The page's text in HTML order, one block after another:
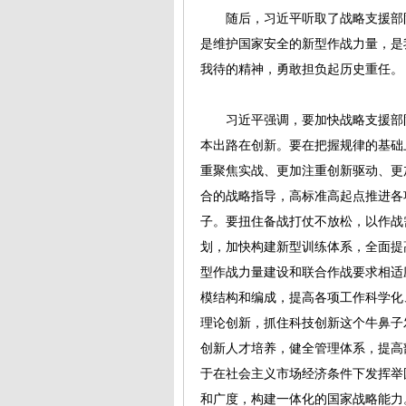
随后，习近平听取了战略支援部
是维护国家安全的新型作战力量，
我待的精神，勇敢担负起历史重任。
习近平强调，要加快战略支援部
本出路在创新。要在把握规律的基
重聚焦实战、更加注重创新驱动、
合的战略指导，高标准高起点推进
子。要扭住备战打仗不放松，以作
划，加快构建新型训练体系，全面
型作战力量建设和联合作战要求相
模结构和编成，提高各项工作科学
理论创新，抓住科技创新这个牛鼻
创新人才培养，健全管理体系，提
于在社会主义市场经济条件下发挥
和广度，构建一体化的国家战略能力